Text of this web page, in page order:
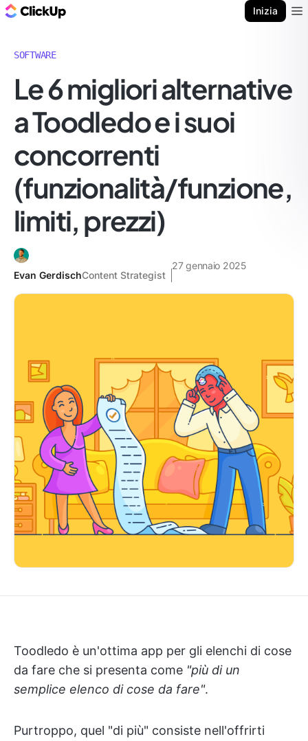
Inizia
SOFTWARE
Le 6 migliori alternative
a Toodledo e i suoi
concorrenti
(funzionalità/funzione,
limiti, prezzi)
Evan GerdischContent Strategist
27 gennaio 2025
Toodledo è un'ottima app per gli elenchi di cose
da fare che si presenta come "più di un
semplice elenco di cose da fare".
Purtroppo, quel "di più" consiste nell'offrirti